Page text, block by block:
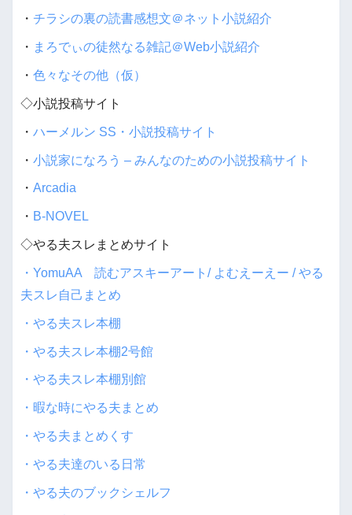
・ チラシの裏の読書感想文＠ネット小説紹介
・ まろでぃの徒然なる雑記＠Web小説紹介
・ 色々なその他（仮）
◇小説投稿サイト
・ ハーメルン SS・小説投稿サイト
・ 小説家になろう – みんなのための小説投稿サイト
・ Arcadia
・ B-NOVEL
◇やる夫スレまとめサイト
・YomuAA 読むアスキーアート/ よむえーえー / やる
夫スレ自己まとめ
・やる夫スレ本棚
・やる夫スレ本棚2号館
・やる夫スレ本棚別館
・暇な時にやる夫まとめ
・やる夫まとめくす
・やる夫達のいる日常
・やる夫のブックシェルフ